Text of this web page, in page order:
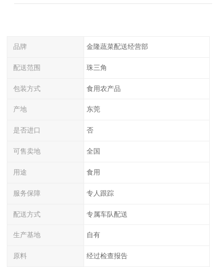
品牌 金隆蔬菜配送经营部
配送范围 珠三角
包装方式 食用农产品
产地 东莞
是否进口 否
可售卖地 全国
用途 食用
服务保障 专人跟踪
配送方式 专属车队配送
生产基地 自有
原料 经过检查报告